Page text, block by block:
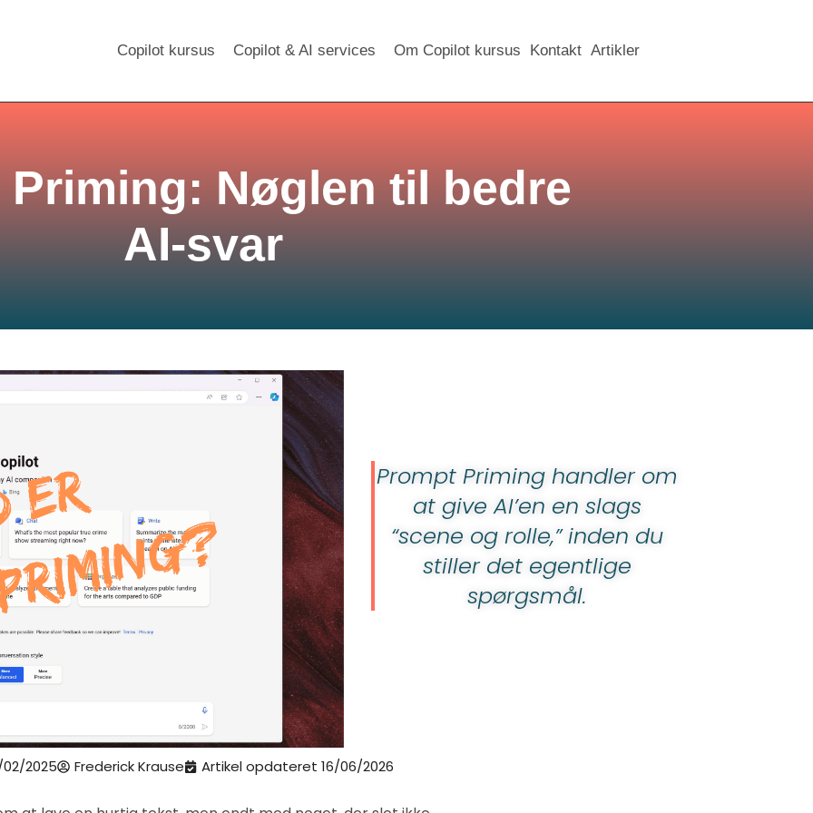
Copilot kursus Copilot & AI services Om Copilot kursus Kontakt Artikler
Nøglen til bedre
AI-svar
Prompt Priming handler om
at give AI’en en slags
“scene og rolle,” inden du
stiller det egentlige
spørgsmål.
02/2025 Frederick Krause Artikel opdateret 16/06/2026